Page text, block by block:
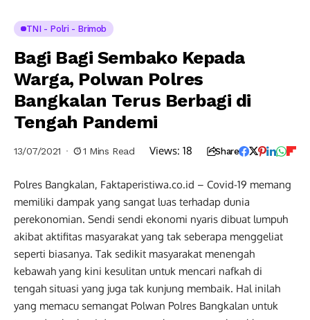
TNI - Polri - Brimob
Bagi Bagi Sembako Kepada
Warga, Polwan Polres
Bangkalan Terus Berbagi di
Tengah Pandemi
13/07/2021 1 Mins Read Views: 18 Share
Polres Bangkalan, Faktaperistiwa.co.id – Covid-19 memang
memiliki dampak yang sangat luas terhadap dunia
perekonomian. Sendi sendi ekonomi nyaris dibuat lumpuh
akibat aktifitas masyarakat yang tak seberapa menggeliat
seperti biasanya. Tak sedikit masyarakat menengah
kebawah yang kini kesulitan untuk mencari nafkah di
tengah situasi yang juga tak kunjung membaik. Hal inilah
yang memacu semangat Polwan Polres Bangkalan untuk